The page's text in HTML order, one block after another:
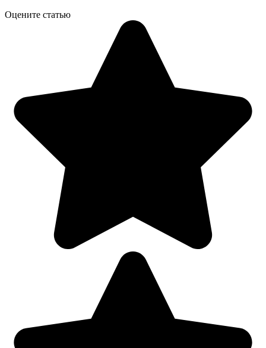
Оцените статью